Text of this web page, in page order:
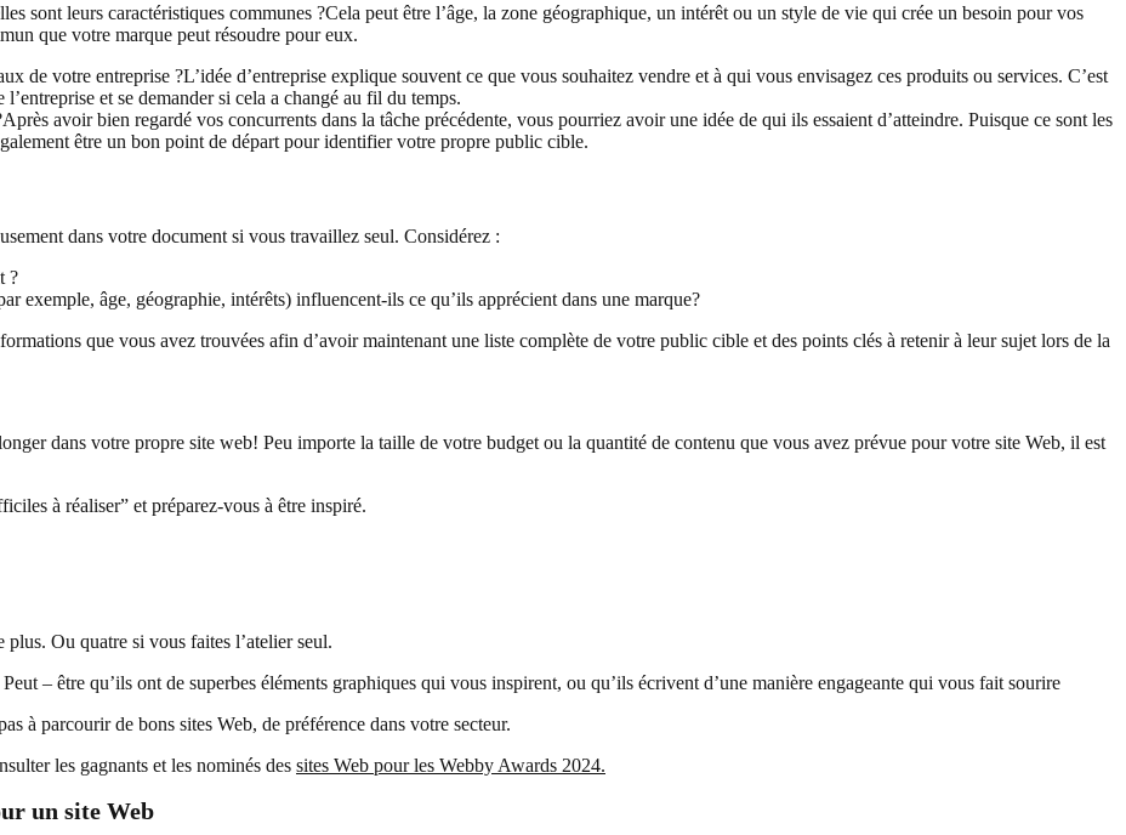
sont leurs caractéristiques communes ?Cela peut être l’âge, la zone géographique, un intérêt ou un style de vie qui crée un besoin pour vos
que votre marque peut résoudre pour eux.
de votre entreprise ?L’idée d’entreprise explique souvent ce que vous souhaitez vendre et à qui vous envisagez ces produits ou services. C’est
et se demander si cela a changé au fil du temps.
avoir bien regardé vos concurrents dans la tâche précédente, vous pourriez avoir une idée de qui ils essaient d’atteindre. Puisque ce sont les
être un bon point de départ pour identifier votre propre public cible.
dans votre document si vous travaillez seul. Considérez :
?
exemple, âge, géographie, intérêts) influencent-ils ce qu’ils apprécient dans une marque?
que vous avez trouvées afin d’avoir maintenant une liste complète de votre public cible et des points clés à retenir à leur sujet lors de la
dans votre propre site web! Peu importe la taille de votre budget ou la quantité de contenu que vous avez prévue pour votre site Web, il est
à réaliser” et préparez-vous à être inspiré.
Ou quatre si vous faites l’atelier seul.
– être qu’ils ont de superbes éléments graphiques qui vous inspirent, ou qu’ils écrivent d’une manière engageante qui vous fait sourire
à parcourir de bons sites Web, de préférence dans votre secteur.
les gagnants et les nominés des sites Web pour les Webby Awards 2024.
un site Web